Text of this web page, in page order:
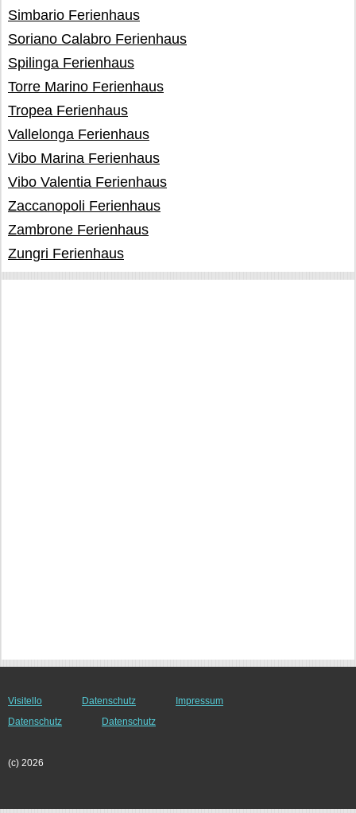
Simbario Ferienhaus
Soriano Calabro Ferienhaus
Spilinga Ferienhaus
Torre Marino Ferienhaus
Tropea Ferienhaus
Vallelonga Ferienhaus
Vibo Marina Ferienhaus
Vibo Valentia Ferienhaus
Zaccanopoli Ferienhaus
Zambrone Ferienhaus
Zungri Ferienhaus
Visitello Datenschutz
Impressum
Datenschutz
Datenschutz
(c) 2026